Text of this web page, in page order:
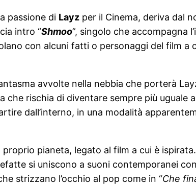
passione di Layz per il Cinema, deriva dal
intro “Shmoo”, singolo che accompagna
con alcuni fatti o personaggi del film
avvolte nella nebbia che porterà
rischia di diventare sempre più uguale
dall’interno, in una modalità
pianeta, legato al film a cui è
si uniscono a suoni contemporanei
strizzano l’occhio al pop come in “Che